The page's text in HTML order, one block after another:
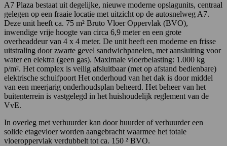
A7 Plaza bestaat uit degelijke, nieuwe moderne opslagunits, centraal
gelegen op een fraaie locatie met uitzicht op de autosnelweg A7.
Deze unit heeft ca. 75 m² Bruto Vloer Oppervlak (BVO),
inwendige vrije hoogte van circa 6,9 meter en een grote
overheaddeur van 4 x 4 meter. De unit heeft een moderne en frisse
uitstraling door zwarte gevel sandwichpanelen, met aansluiting voor
water en elektra (geen gas). Maximale vloerbelasting: 1.000 kg
p/m². Het complex is veilig afsluitbaar (met op afstand bedienbare)
elektrische schuifpoort Het onderhoud van het dak is door middel
van een meerjarig onderhoudsplan beheerd. Het beheer van het
buitenterrein is vastgelegd in het huishoudelijk reglement van de
VvE.
In overleg met verhuurder kan door huurder of verhuurder een
solide etagevloer worden aangebracht waarmee het totale
vloeroppervlak verdubbelt tot ca. 150 ² BVO.